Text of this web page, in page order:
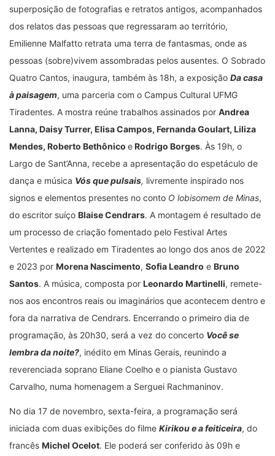
superposição de fotografias e retratos antigos, acompanhados
dos relatos das pessoas que regressaram ao território,
Emilienne Malfatto retrata uma terra de fantasmas, onde as
pessoas (sobre)vivem assombradas pelos ausentes. O Sobrado
Quatro Cantos, inaugura, também às 18h, a exposição Da casa
à paisagem, uma parceria com o Campus Cultural UFMG
Tiradentes. A mostra reúne trabalhos assinados por Andrea
Lanna, Daisy Turrer, Elisa Campos, Fernanda Goulart, Liliza
Mendes, Roberto Bethônico eRodrigo Borges. Às 19h, o
Largo de Sant’Anna, recebe a apresentação do espetáculo de
dança e música Vós que pulsais, livremente inspirado nos
signos e elementos presentes no conto O lobisomem de Minas,
do escritor suíço Blaise Cendrars. A montagem é resultado de
um processo de criação fomentado pelo Festival Artes
Vertentes e realizado em Tiradentes ao longo dos anos de 2022
e 2023 por Morena Nascimento, Sofia Leandro e Bruno
Santos. A música, composta por Leonardo Martinelli, remete-
nos aos encontros reais ou imaginários que acontecem dentro e
fora da narrativa de Cendrars. Encerrando o primeiro dia de
programação, às 20h30, será a vez do concerto Você se
lembra da noite?, inédito em Minas Gerais, reunindo a
reverenciada soprano Eliane Coelho e o pianista Gustavo
Carvalho, numa homenagem a Serguei Rachmaninov.
No dia 17 de novembro, sexta-feira, a programação será
iniciada com duas exibições do filme Kirikou e a feiticeira, do
francês Michel Ocelot. Ele poderá ser conferido às 09h e